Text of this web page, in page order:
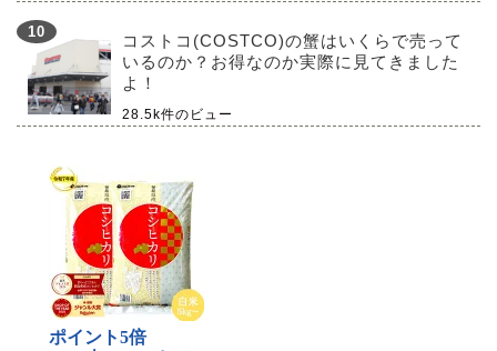
コストコ(COSTCO)の蟹はいくらで売って
いるのか？お得なのか実際に見てきました
よ！
28.5k件のビュー